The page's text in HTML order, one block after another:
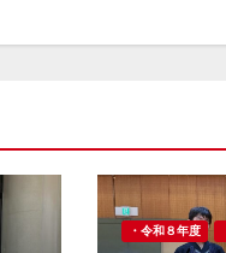
・令和８年度